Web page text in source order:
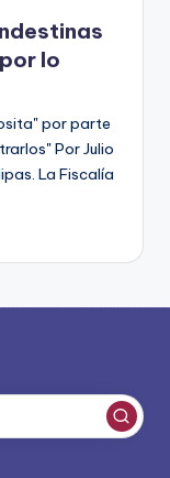
lo
por parte
Por Julio
La Fiscalía